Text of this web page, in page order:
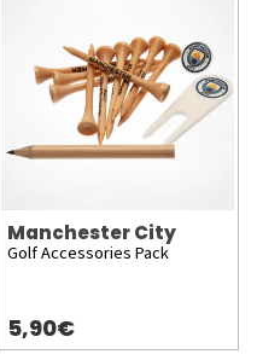
Manchester City
Golf Accessories Pack
5,90€